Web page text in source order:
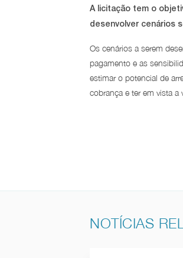
A licitação tem o
desenvolver cenários
Os cenários a serem
pagamento e as
estimar o potencial de
cobrança e ter em vista a
NOTÍCIAS